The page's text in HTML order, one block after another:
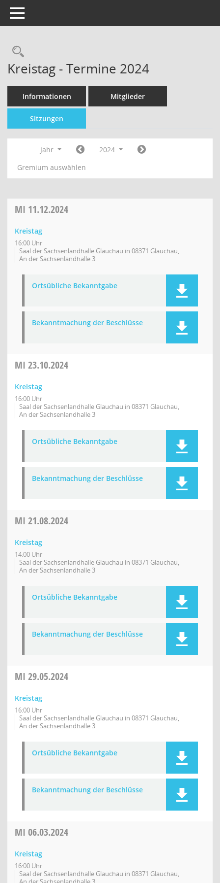
Toggle navigation
Kreistag - Termine 2024
Informationen Mitglieder
Sitzungen
Jahr
2024
Gremium auswählen
MI 11.12.2024
Kreistag
16:00 Uhr
Saal der Sachsenlandhalle Glauchau in 08371 Glauchau,
An der Sachsenlandhalle 3
Ortsübliche Bekanntgabe
Bekanntmachung der Beschlüsse
MI 23.10.2024
Kreistag
16:00 Uhr
Saal der Sachsenlandhalle Glauchau in 08371 Glauchau,
An der Sachsenlandhalle 3
Ortsübliche Bekanntgabe
Bekanntmachung der Beschlüsse
MI 21.08.2024
Kreistag
14:00 Uhr
Saal der Sachsenlandhalle Glauchau in 08371 Glauchau,
An der Sachsenlandhalle 3
Ortsübliche Bekanntgabe
Bekanntmachung der Beschlüsse
MI 29.05.2024
Kreistag
16:00 Uhr
Saal der Sachsenlandhalle Glauchau in 08371 Glauchau,
An der Sachsenlandhalle 3
Ortsübliche Bekanntgabe
Bekanntmachung der Beschlüsse
MI 06.03.2024
Kreistag
16:00 Uhr
Saal der Sachsenlandhalle Glauchau in 08371 Glauchau,